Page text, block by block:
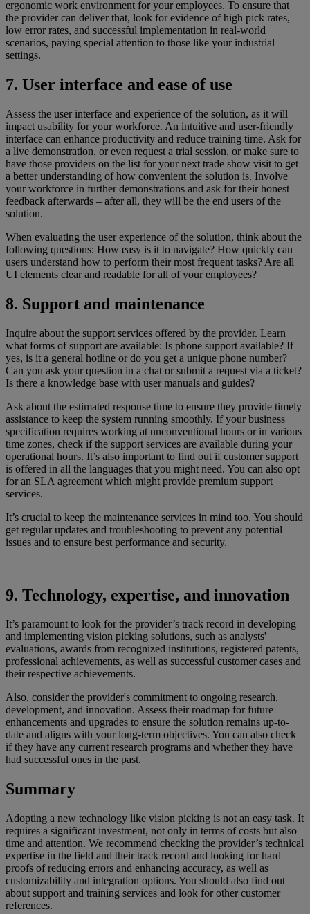
ergonomic work environment for your employees. To ensure that
the provider can deliver that, look for evidence of high pick rates,
low error rates, and successful implementation in real-world
scenarios, paying special attention to those like your industrial
settings.
7. User interface and ease of use
Assess the user interface and experience of the solution, as it will
impact usability for your workforce. An intuitive and user-friendly
interface can enhance productivity and reduce training time. Ask for
a live demonstration, or even request a trial session, or make sure to
have those providers on the list for your next trade show visit to get
a better understanding of how convenient the solution is. Involve
your workforce in further demonstrations and ask for their honest
feedback afterwards – after all, they will be the end users of the
solution.
When evaluating the user experience of the solution, think about the
following questions: How easy is it to navigate? How quickly can
users understand how to perform their most frequent tasks? Are all
UI elements clear and readable for all of your employees?
8. Support and maintenance
Inquire about the support services offered by the provider. Learn
what forms of support are available: Is phone support available? If
yes, is it a general hotline or do you get a unique phone number?
Can you ask your question in a chat or submit a request via a ticket?
Is there a knowledge base with user manuals and guides?
Ask about the estimated response time to ensure they provide timely
assistance to keep the system running smoothly. If your business
specification requires working at unconventional hours or in various
time zones, check if the support services are available during your
operational hours. It’s also important to find out if customer support
is offered in all the languages that you might need. You can also opt
for an SLA agreement which might provide premium support
services.
It’s crucial to keep the maintenance services in mind too. You should
get regular updates and troubleshooting to prevent any potential
issues and to ensure best performance and security.
9. Technology, expertise, and innovation
It’s paramount to look for the provider’s track record in developing
and implementing vision picking solutions, such as analysts'
evaluations, awards from recognized institutions, registered patents,
professional achievements, as well as successful customer cases and
their respective achievements.
Also, consider the provider's commitment to ongoing research,
development, and innovation. Assess their roadmap for future
enhancements and upgrades to ensure the solution remains up-to-
date and aligns with your long-term objectives. You can also check
if they have any current research programs and whether they have
had successful ones in the past.
Summary
Adopting a new technology like vision picking is not an easy task. It
requires a significant investment, not only in terms of costs but also
time and attention. We recommend checking the provider’s technical
expertise in the field and their track record and looking for hard
proofs of reducing errors and enhancing accuracy, as well as
customizability and integration options. You should also find out
about support and training services and look for other customer
references.